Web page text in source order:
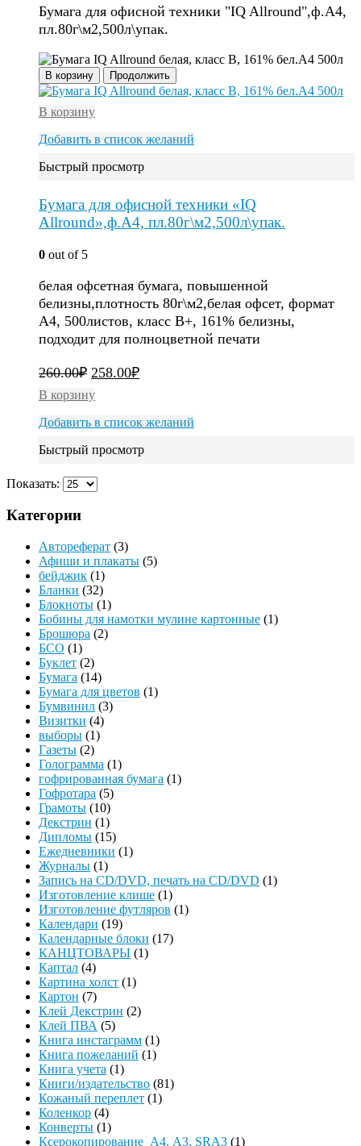
Бумага для офисной техники "IQ Allround",ф.А4,
пл.80г\м2,500л\упак.
В корзину Продолжить
В корзину
Добавить в список желаний
Быстрый просмотр
Бумага для офисной техники «IQ
Allround»,ф.А4, пл.80г\м2,500л\упак.
0 out of 5
белая офсетная бумага, повышенной
белизны,плотность 80г\м2,белая офсет, формат
А4, 500листов, класс В+, 161% белизны,
подходит для полноцветной печати
260.00₽ 258.00₽
В корзину
Добавить в список желаний
Быстрый просмотр
Показать:
Категории
Автореферат (3)
Афиши и плакаты (5)
бейджик (1)
Бланки (32)
Блокноты (1)
Бобины для намотки мулине картонные (1)
Брошюра (2)
БСО (1)
Буклет (2)
Бумага (14)
Бумага для цветов (1)
Бумвинил (3)
Визитки (4)
выборы (1)
Газеты (2)
Голограмма (1)
гофрированная бумага (1)
Гофротара (5)
Грамоты (10)
Декстрин (1)
Дипломы (15)
Ежедневники (1)
Журналы (1)
Запись на CD/DVD, печать на CD/DVD (1)
Изготовление клише (1)
Изготовление футляров (1)
Календари (19)
Календарные блоки (17)
КАНЦТОВАРЫ (1)
Каптал (4)
Картина холст (1)
Картон (7)
Клей Декстрин (2)
Клей ПВА (5)
Книга инстаграмм (1)
Книга пожеланий (1)
Книга учета (1)
Книги/издательство (81)
Кожаный переплет (1)
Коленкор (4)
Конверты (1)
Ксерокопирование А4, А3, SRA3 (1)